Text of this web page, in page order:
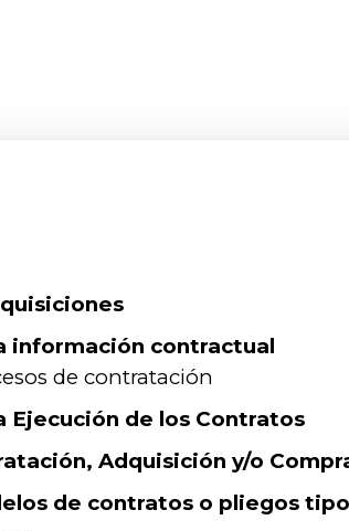
información contractual
de contratación
Ejecución de los Contratos
Adquisición y/o
de contratos o pliegos tipo